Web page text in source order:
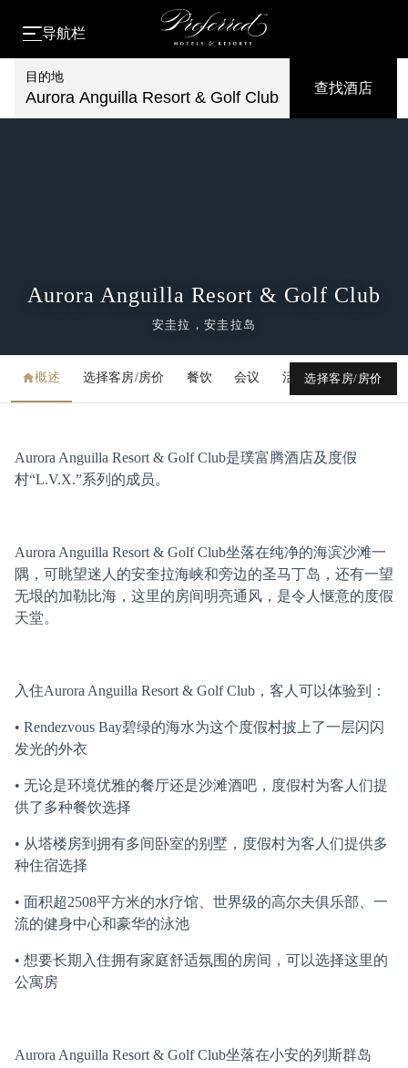
导航栏
目的地
Aurora Anguilla Resort & Golf Club
查找酒店
Aurora Anguilla Resort & Golf Club
安圭拉，安圭拉岛
概述 选择客房/房价 餐饮 会议 活动 媒体库
选择客房/房价
Aurora Anguilla Resort & Golf Club是璞富腾酒店及度假
村“L.V.X.”系列的成员。
Aurora Anguilla Resort & Golf Club坐落在纯净的海滨沙滩一
隅，可眺望迷人的安奎拉海峡和旁边的圣马丁岛，还有一望
无垠的加勒比海，这里的房间明亮通风，是令人惬意的度假
天堂。
入住Aurora Anguilla Resort & Golf Club，客人可以体验到：
• Rendezvous Bay碧绿的海水为这个度假村披上了一层闪闪
发光的外衣
• 无论是环境优雅的餐厅还是沙滩酒吧，度假村为客人们提
供了多种餐饮选择
• 从塔楼房到拥有多间卧室的别墅，度假村为客人们提供多
种住宿选择
• 面积超2508平方米的水疗馆、世界级的高尔夫俱乐部、一
流的健身中心和豪华的泳池
• 想要长期入住拥有家庭舒适氛围的房间，可以选择这里的
公寓房
Aurora Anguilla Resort & Golf Club坐落在小安的列斯群岛